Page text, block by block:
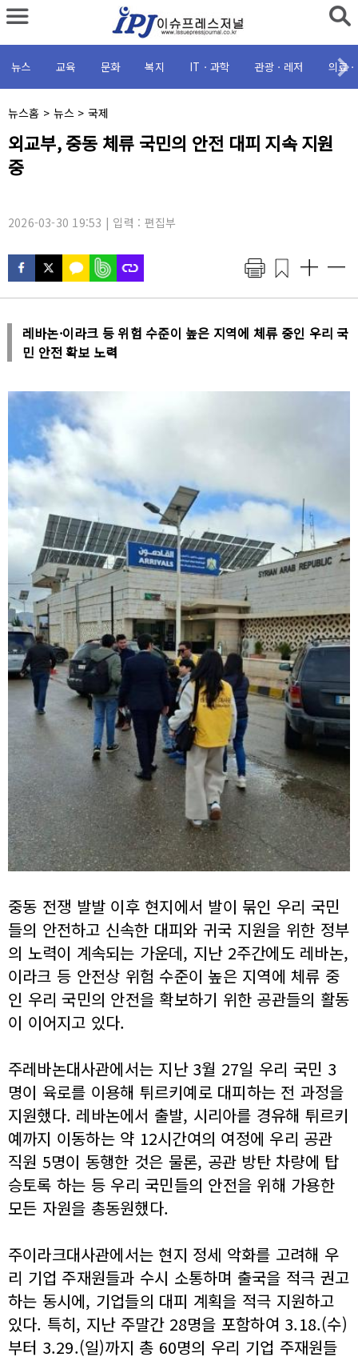
뉴스 교육 문화 복지 ITㆍ과학 관광ㆍ레저 의료
채
명
뉴스홈 > 뉴스 >국제
기
사
제
목
외교부, 중동 체류 국민의 안전 대피 지속 지원
중
2026-03-30 19:53 | 입력 : 편집부
레바논·이라크 등 위험 수준이 높은 지역에 체류 중인 우리 국
민 안전 확보 노력
중동 전쟁 발발 이후 현지에서 발이 묶인 우리 국민
들의 안전하고 신속한 대피와 귀국 지원을 위한 정부
의 노력이 계속되는 가운데, 지난 2주간에도 레바논,
이라크 등 안전상 위험 수준이 높은 지역에 체류 중
인 우리 국민의 안전을 확보하기 위한 공관들의 활동
이 이어지고 있다.
주레바논대사관에서는 지난 3월 27일 우리 국민 3
명이 육로를 이용해 튀르키예로 대피하는 전 과정을
지원했다. 레바논에서 출발, 시리아를 경유해 튀르키
예까지 이동하는 약 12시간여의 여정에 우리 공관
직원 5명이 동행한 것은 물론, 공관 방탄 차량에 탑
승토록 하는 등 우리 국민들의 안전을 위해 가용한
모든 자원을 총동원했다.
주이라크대사관에서는 현지 정세 악화를 고려해 우
리 기업 주재원들과 수시 소통하며 출국을 적극 권고
하는 동시에, 기업들의 대피 계획을 적극 지원하고
있다. 특히, 지난 주말간 28명을 포함하여 3.18.(수)
부터 3.29.(일)까지 총 60명의 우리 기업 주재원들